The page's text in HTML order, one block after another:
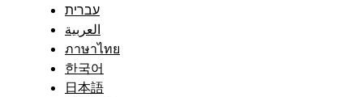
עברית
العربية
ภาษาไทย
한국어
日本語